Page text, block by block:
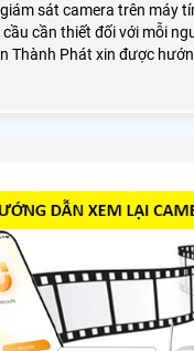
sát camera trên máy
cần thiết đối với mỗi
Thành Phát xin được